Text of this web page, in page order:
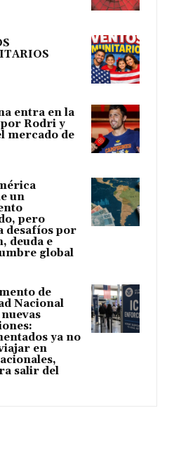
entra en la
Rodri y
mercado de
un
pero
desafíos por
deuda e
global
de
Nacional
ya no
en
salir del